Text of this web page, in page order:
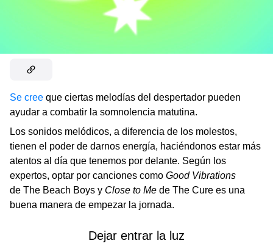
Se cree que ciertas melodías del despertador pueden
ayudar a combatir la somnolencia matutina.
Los sonidos melódicos, a diferencia de los molestos,
tienen el poder de darnos energía, haciéndonos estar más
atentos al día que tenemos por delante. Según los
expertos, optar por canciones como Good Vibrations
de The Beach Boys y Close to Me de The Cure es una
buena manera de empezar la jornada.
Dejar entrar la luz